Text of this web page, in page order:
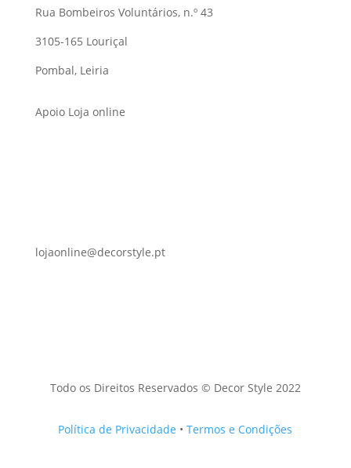
Rua Bombeiros Voluntários, n.º 43
3105-165 Louriçal
Pombal, Leiria
Apoio Loja online
lojaonline@decorstyle.pt
Todo os Direitos Reservados © Decor Style 2022
Política de Privacidade •Termos e Condições